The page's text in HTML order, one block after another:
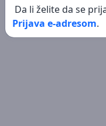
Da li želite da se
Prijava e-adresom.